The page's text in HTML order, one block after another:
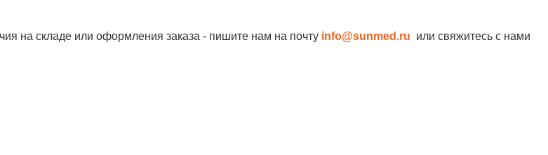
на складе или оформления заказа - пишите нам на почту info@sunmed.ru или свяжитесь с нами